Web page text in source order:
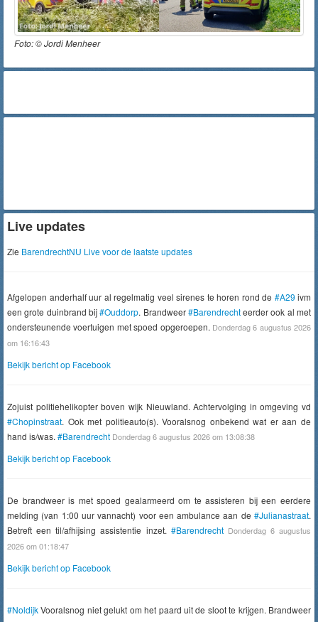
Foto: ©Jordi Menheer
Live updates
Zie BarendrechtNU Live voor de laatste updates
Afgelopen anderhalf uur al regelmatig veel sirenes te horen rond de #A29 ivm
een grote duinbrand bij#Ouddorp. Brandweer#Barendrechteerder ook al met
ondersteunende voertuigen met spoed opgeroepen. Donderdag 6 augustus 2026
om 16:16:43
Bekijk bericht op Facebook
Zojuist politiehelikopter boven wijk Nieuwland. Achtervolging in omgeving vd
#Chopinstraat. Ook met politieauto(s). Vooralsnog onbekend wat er aan de
hand is/was. #Barendrecht Donderdag 6 augustus 2026 om 13:08:38
Bekijk bericht op Facebook
De brandweer is met spoed gealarmeerd om te assisteren bij een eerdere
melding (van 1:00 uur vannacht) voor een ambulance aan de #Julianastraat.
Betreft een til/afhijsing assistentie inzet. #Barendrecht Donderdag 6 augustus
2026 om 01:18:47
Bekijk bericht op Facebook
#NoldijkVooralsnog niet gelukt om het paard uit de sloot te krijgen. Brandweer